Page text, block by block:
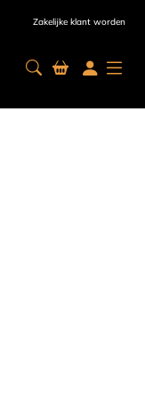
Zakelijke klant worden